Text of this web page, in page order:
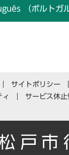
（ポルトガ
サイトポリシー
ィ
サービス休止